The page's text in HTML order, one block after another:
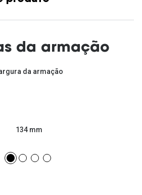
da armação
da armação
134 mm